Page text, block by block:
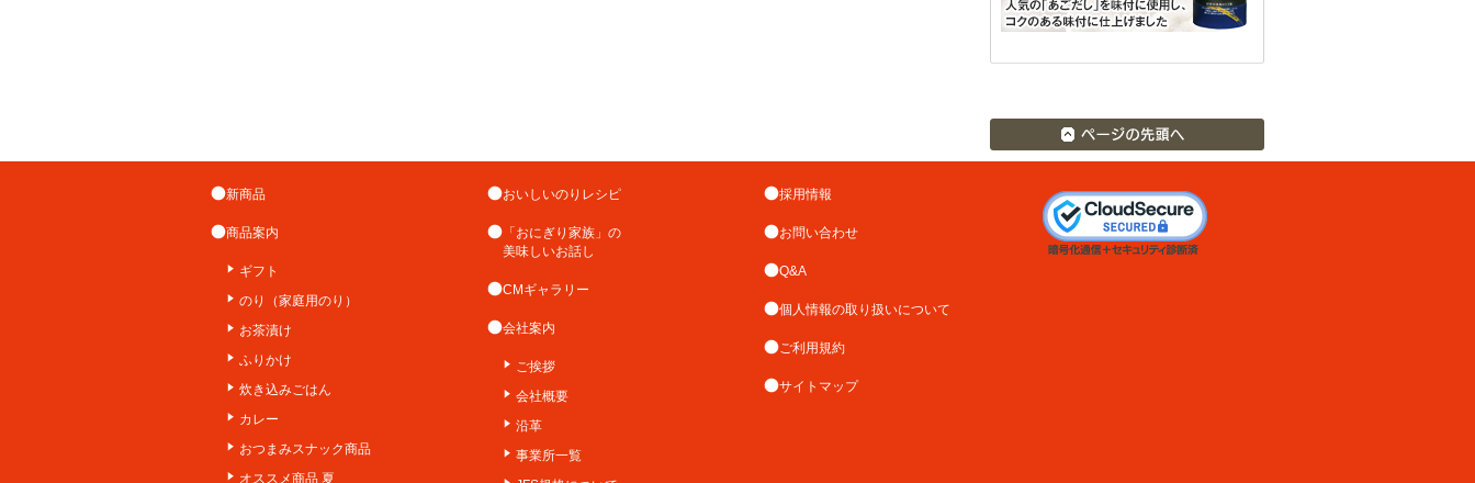
新商品
商品案内
ギフト
のり（家庭用のり）
お茶漬け
ふりかけ
炊き込みごはん
カレー
おつまみスナック商品
オススメ商品 夏
おいしいのりレシピ
「おにぎり家族」の
美味しいお話し
CMギャラリー
会社案内
ご挨拶
会社概要
沿革
事業所一覧
採用情報
お問い合わせ
Q&A
個人情報の取り扱いについて
ご利用規約
サイトマップ